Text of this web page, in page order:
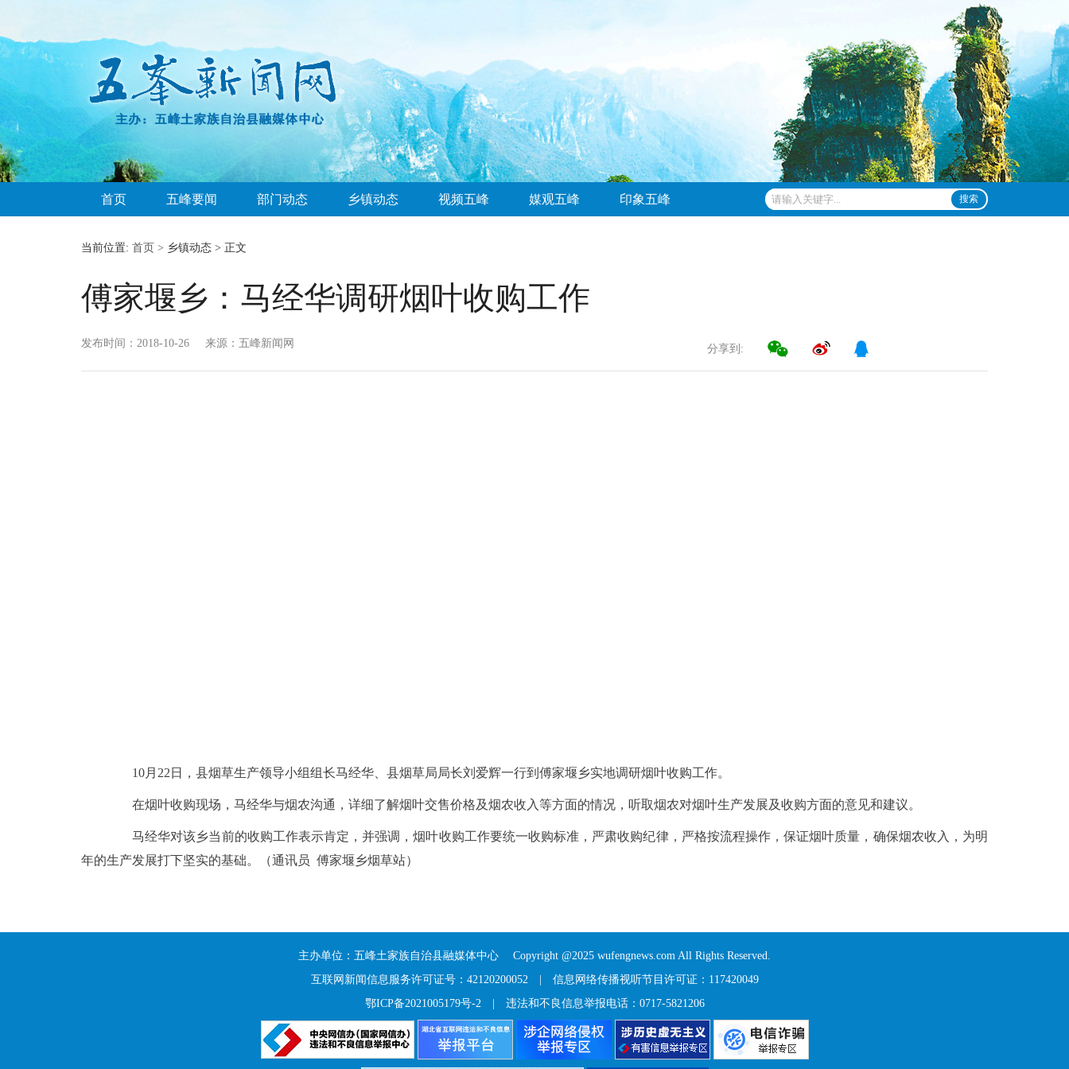
首页 五峰要闻 部门动态 乡镇动态 视频五峰 媒观五峰 印象五峰 搜索
当前位置: 首页 > 乡镇动态 > 正文
傅家堰乡：马经华调研烟叶收购工作
发布时间：2018-10-26 来源：五峰新闻网 分享到:
10月22日，县烟草生产领导小组组长马经华、县烟草局局长刘爱辉一行到傅家堰乡实地调研烟叶收购工作。
在烟叶收购现场，马经华与烟农沟通，详细了解烟叶交售价格及烟农收入等方面的情况，听取烟农对烟叶生产发展及收购方面的意见和建议。
马经华对该乡当前的收购工作表示肯定，并强调，烟叶收购工作要统一收购标准，严肃收购纪律，严格按流程操作，保证烟叶质量，确保烟农收入，为明
年的生产发展打下坚实的基础。（通讯员 傅家堰乡烟草站）
主办单位：五峰土家族自治县融媒体中心 Copyright @2025 wufengnews.com All Rights Reserved.
互联网新闻信息服务许可证号：42120200052| 信息网络传播视听节目许可证：117420049
鄂ICP备2021005179号-2| 违法和不良信息举报电话：0717-5821206